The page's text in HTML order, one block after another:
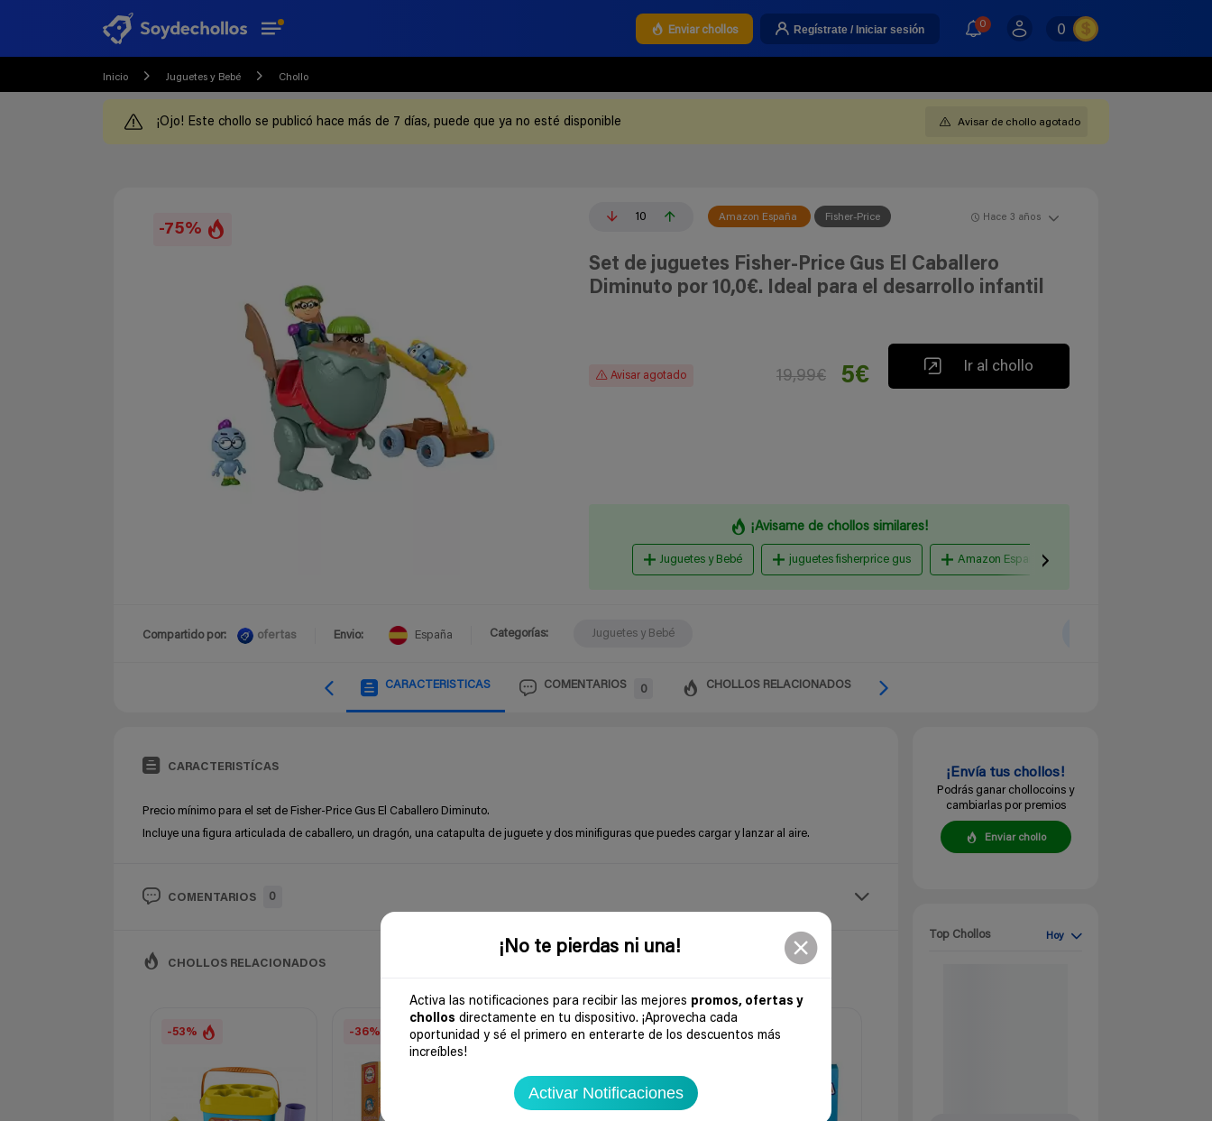
¡No te pierdas ni una!
Activa las notificaciones para recibir las mejores promos, ofertas y
chollos directamente en tu dispositivo. ¡Aprovecha cada
oportunidad y sé el primero en enterarte de los descuentos más
increíbles!
Activar Notificaciones
Enviar chollos Regístrate / Iniciar sesión 0 0
Inicio Juguetes y Bebé Chollo
¡Ojo! Este chollo se publicó hace más de 7 días, puede que ya no esté disponible Avisar de chollo agotado
-75%
10 Amazon España Fisher-Price Hace 3 años
Set de juguetes Fisher-Price Gus El Caballero
Diminuto por 10,0€. Ideal para el desarrollo infantil
Avisar agotado 19,99€ 5€ Ir al chollo
¡Avisame de chollos similares!
Juguetes y Bebé juguetes fisherprice gus Amazon España
Compartido por: ofertas Envio: España Categorías: Juguetes y Bebé
CARACTERISTICAS COMENTARIOS 0 CHOLLOS RELACIONADOS
CARACTERISTÍCAS
Precio mínimo para el set de Fisher-Price Gus El Caballero Diminuto.
Incluye una figura articulada de caballero, un dragón, una catapulta de juguete y dos minifiguras que puedes cargar y lanzar al aire.
COMENTARIOS 0
CHOLLOS RELACIONADOS
-53% -36% -37% -67%
¡Envía tus chollos!
Podrás ganar chollocoins y
cambiarlas por premios
Enviar chollo
Top Chollos Hoy